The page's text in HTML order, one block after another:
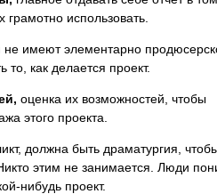
грамотно использовать.
не имеют элементарно
как делается проект.
оценка их возможностей, чтобы
этого проекта.
должна быть драматургия,
этим не занимается. Люди
нибудь проект.